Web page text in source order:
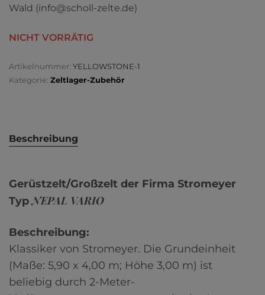
Wald (info@scholl-zelte.de)
NICHT VORRÄTIG
Artikelnummer: YELLOWSTONE-1
Kategorie: Zeltlager-Zubehör
Beschreibung
Gerüstzelt/Großzelt der Firma Stromeyer
TypNEPAL VARIO
Beschreibung:
Klassiker von Stromeyer. Die Grundeinheit
(Maße: 5,90 x 4,00 m; Höhe 3,00 m) ist
beliebig durch 2-Meter-